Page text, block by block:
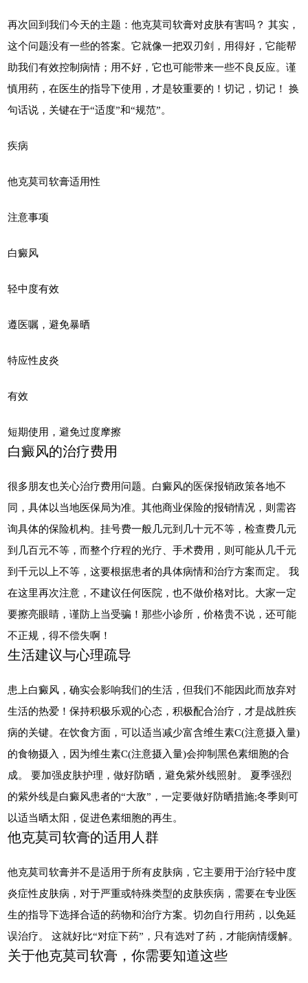
再次回到我们今天的主题：他克莫司软膏对皮肤有害吗？ 其实，
这个问题没有一些的答案。它就像一把双刃剑，用得好，它能帮
助我们有效控制病情；用不好，它也可能带来一些不良反应。谨
慎用药，在医生的指导下使用，才是较重要的！切记，切记！ 换
句话说，关键在于“适度”和“规范”。
疾病
他克莫司软膏适用性
注意事项
白癜风
轻中度有效
遵医嘱，避免暴晒
特应性皮炎
有效
短期使用，避免过度摩擦
白癜风的治疗费用
很多朋友也关心治疗费用问题。白癜风的医保报销政策各地不
同，具体以当地医保局为准。其他商业保险的报销情况，则需咨
询具体的保险机构。挂号费一般几元到几十元不等，检查费几元
到几百元不等，而整个疗程的光疗、手术费用，则可能从几千元
到千元以上不等，这要根据患者的具体病情和治疗方案而定。 我
在这里再次注意，不建议任何医院，也不做价格对比。大家一定
要擦亮眼睛，谨防上当受骗！那些小诊所，价格贵不说，还可能
不正规，得不偿失啊！
生活建议与心理疏导
患上白癜风，确实会影响我们的生活，但我们不能因此而放弃对
生活的热爱！保持积极乐观的心态，积极配合治疗，才是战胜疾
病的关键。在饮食方面，可以适当减少富含维生素C(注意摄入量)
的食物摄入，因为维生素C(注意摄入量)会抑制黑色素细胞的合
成。 要加强皮肤护理，做好防晒，避免紫外线照射。 夏季强烈
的紫外线是白癜风患者的“大敌”，一定要做好防晒措施;冬季则可
以适当晒太阳，促进色素细胞的再生。
他克莫司软膏的适用人群
他克莫司软膏并不是适用于所有皮肤病，它主要用于治疗轻中度
炎症性皮肤病，对于严重或特殊类型的皮肤疾病，需要在专业医
生的指导下选择合适的药物和治疗方案。切勿自行用药，以免延
误治疗。 这就好比“对症下药”，只有选对了药，才能病情缓解。
关于他克莫司软膏，你需要知道这些